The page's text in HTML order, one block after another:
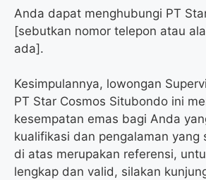
Anda dapat menghubungi PT
[sebutkan nomor telepon atau
ada].
Kesimpulannya, lowongan
PT Star Cosmos Situbondo ini
kesempatan emas bagi Anda
kualifikasi dan pengalaman yang
di atas merupakan referensi,
lengkap dan valid, silakan